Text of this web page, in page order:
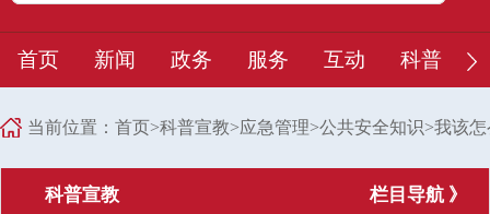
首页 新闻 政务 服务 互动 科普
当前位置： 首页>科普宣教>应急管理>公共安全知识>我该
科普宣教 栏目导航 》